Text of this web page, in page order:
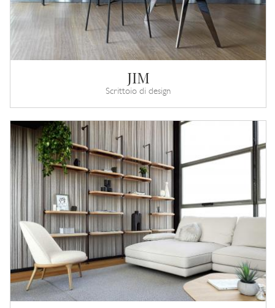
JIM
Scrittoio di design